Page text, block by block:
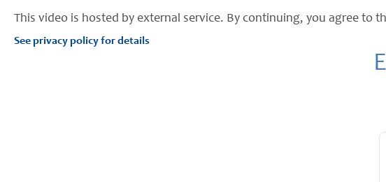
This video is hosted by external service. By continuing, you agree to
See privacy policy for details